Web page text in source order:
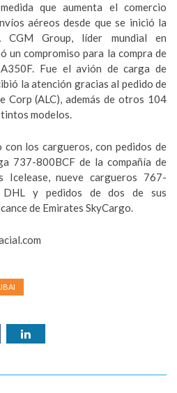
que aumenta el comercio
aéreos desde que se inició la
CGM Group, líder mundial en
un compromiso para la compra de
Fue el avión de carga de
la atención gracias al pedido de
Corp (ALC), además de otros 104
modelos.
los cargueros, con pedidos de
737-800BCF de la compañía de
Icelease, nueve cargueros 767-
DHL y pedidos de dos de sus
de Emirates SkyCargo.